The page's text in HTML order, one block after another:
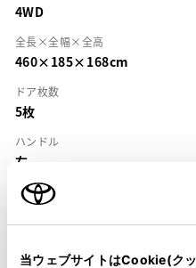
当ウェブサイトはCookie(ク
4WD
全長×全幅×全高
460×185×168cm
ドア枚数
5枚
ハンドル
右